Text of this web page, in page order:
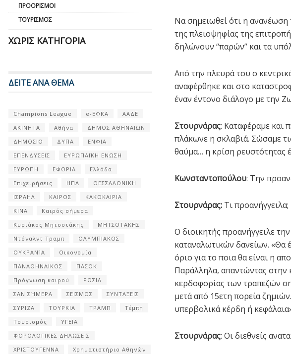
Να σημειωθεί ότι η ανανέωση
της πλειοψηφίας της
δηλώνουν “παρών” και τα
Από την πλευρά του ο
αναφέρθηκε και στο
έναν έντονο διάλογο με την
Στουρνάρας: Καταφέραμε και
πλάκωνε η σκλαβιά. Σώσαμε
θαύμα… η κρίση ρευστότητας
Κωνσταντοπούλου: Την
Στουρνάρας: Τι
Ο διοικητής προανήγγειλε
καταναλωτικών δανείων. «Θα
όριο για το ποια θα είναι η
Παράλληλα, απαντώντας στην
κερδοφορίας των τραπεζών
μετά από 15ετη πορεία
υπερβολικά κέρδη ή
Στουρνάρας: Οι διεθνείς
ΠΡΟΟΡΙΣΜΟΊ
ΤΟΥΡΙΣΜΌΣ
ΧΩΡΊΣ ΚΑΤΗΓΟΡΊΑ
ΔΕΙΤΕ ΑΝΑ ΘΕΜΑ
Champions League e-ΕΦΚΑ
ΑΑΔΕ
ΑΚΙΝΗΤΑ
Αθήνα
ΔΗΜΟΣ ΑΘΗΝΑΙΩΝ
ΔΗΜΟΣΙΟ
ΔΥΠΑ
ΕΝΦΙΑ
ΕΠΕΝΔΥΣΕΙΣ
ΕΥΡΩΠΑΪΚΗ ΕΝΩΣΗ
ΕΥΡΩΠΗ
ΕΦΟΡΙΑ
Ελλάδα
Επιχειρήσεις
ΗΠΑ
ΘΕΣΣΑΛΟΝΙΚΗ
ΙΣΡΑΗΛ
ΚΑΙΡΟΣ
ΚΑΚΟΚΑΙΡΙΑ
ΚΙΝΑ
Καιρός σήμερα
Κυριάκος Μητσοτάκης
ΜΗΤΣΟΤΑΚΗΣ
Ντόναλντ Τραμπ
ΟΛΥΜΠΙΑΚΟΣ
ΟΥΚΡΑΝΊΑ
Οικονομία
ΠΑΝΑΘΗΝΑΙΚΟΣ
ΠΑΣΟΚ
Πρόγνωση καιρού
ΡΩΣΙΑ
ΣΑΝ ΣΉΜΕΡΑ
ΣΕΙΣΜΟΣ
ΣΥΝΤΑΞΕΙΣ
ΣΥΡΙΖΑ
ΤΟΥΡΚΙΑ ΤΡΑΜΠ
Τέμπη
Τουρισμός
ΥΓΕΙΑ
ΦΟΡΟΛΟΓΙΚΕΣ ΔΗΛΩΣΕΙΣ
ΧΡΙΣΤΟΥΓΕΝΝΑ
Χρηματιστήριο Αθηνών